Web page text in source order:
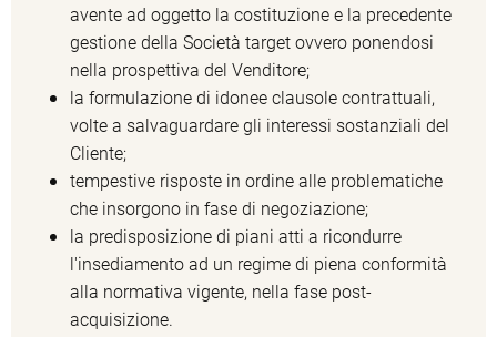
avente ad oggetto la costituzione e la precedente
gestione della Società target ovvero ponendosi
nella prospettiva del Venditore;
la formulazione di idonee clausole contrattuali,
volte a salvaguardare gli interessi sostanziali del
Cliente;
tempestive risposte in ordine alle problematiche
che insorgono in fase di negoziazione;
la predisposizione di piani atti a ricondurre
l'insediamento ad un regime di piena conformità
alla normativa vigente, nella fase post-
acquisizione.